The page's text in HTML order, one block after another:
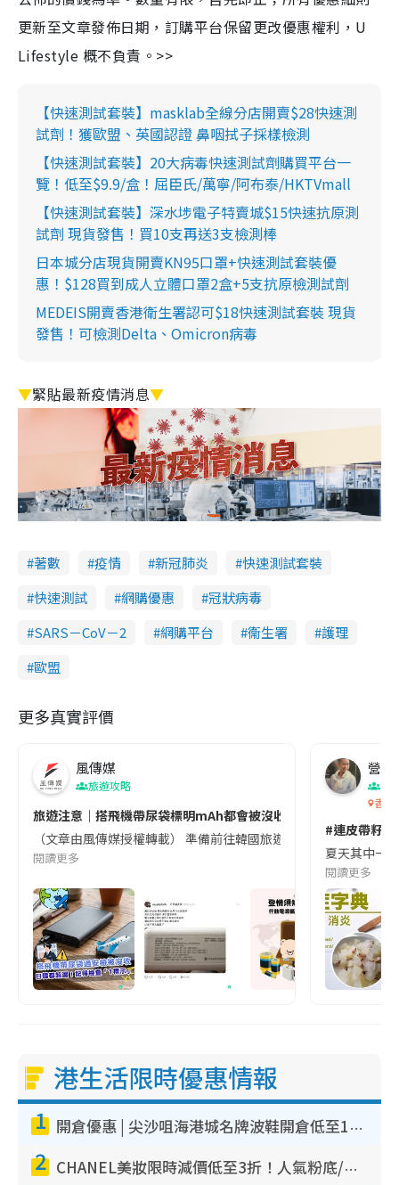
更新至文章發佈日期，訂購平台保留更改優惠權利，U
Lifestyle 概不負責。>>
【快速測試套裝】masklab全線分店開賣$28快速測
試劑！獲歐盟、英國認證 鼻咽拭子採樣檢測
【快速測試套裝】20大病毒快速測試劑購買平台一
覽！低至$9.9/盒！屈臣氏/萬寧/阿布泰/HKTVmall
【快速測試套裝】深水埗電子特賣城$15快速抗原測
試劑 現貨發售！買10支再送3支檢測棒
日本城分店現貨開賣KN95口罩+快速測試套裝優
惠！$128買到成人立體口罩2盒+5支抗原檢測試劑
MEDEIS開賣香港衛生署認可$18快速測試套裝 現貨
發售！可檢測Delta、Omicron病毒
▼緊貼最新疫情消息▼
著數 疫情 新冠肺炎
快速測試套裝
快速測試
網購優惠
冠狀病毒
SARS－CoV－2
網購平台 衞生署
護理
歐盟
更多真實評價
風傳媒
旅遊攻略
旅遊注意｜搭飛機帶尿袋標明mAh都會被沒收😱出發前切記檢查
（文章由風傳媒授權轉載） 準備前往韓國旅遊的民眾，近期要
閱讀更多
營養
香港
#連皮帶籽
夏天其中一
閱讀更多
港生活限時優惠情報
1 開倉優惠 | 尖沙咀海港城名牌波鞋開倉低至1折！On鞋$899起／Joy&Peace鞋履$98起
2 CHANEL美妝限時減價低至3折！人氣粉底/唇膏/精華液低至$275！COCO香水都有平